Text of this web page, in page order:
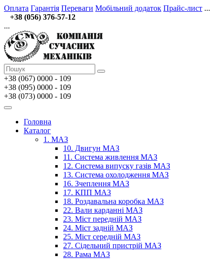
Оплата Гарантія Переваги Мобільний додаток Прайс-лист ...
+38 (056) 376-57-12
...
+38 (067) 0000 - 109
+38 (095) 0000 - 109
+38 (073) 0000 - 109
Головна
Каталог
1. МАЗ
10. Двигун МАЗ
11. Система живлення МАЗ
12. Система випуску газів МАЗ
13. Система охолодження МАЗ
16. Зчеплення МАЗ
17. КПП МАЗ
18. Роздавальна коробка МАЗ
22. Вали карданні МАЗ
23. Міст передній МАЗ
24. Міст задній МАЗ
25. Міст середній МАЗ
27. Сідельний пристрій МАЗ
28. Рама МАЗ